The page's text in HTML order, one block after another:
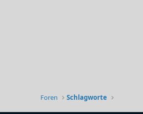
Foren Schlagworte